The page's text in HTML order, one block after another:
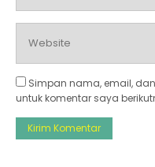
Simpan nama, email,
untuk komentar saya